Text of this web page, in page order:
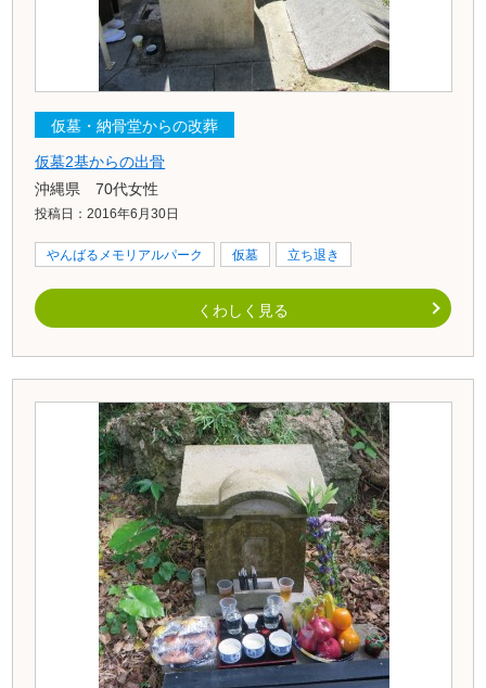
仮墓・納骨堂からの改葬
仮墓2基からの出骨
沖縄県 70代女性
投稿日：2016年6月30日
やんばるメモリアルパーク 仮墓 立ち退き
くわしく見る